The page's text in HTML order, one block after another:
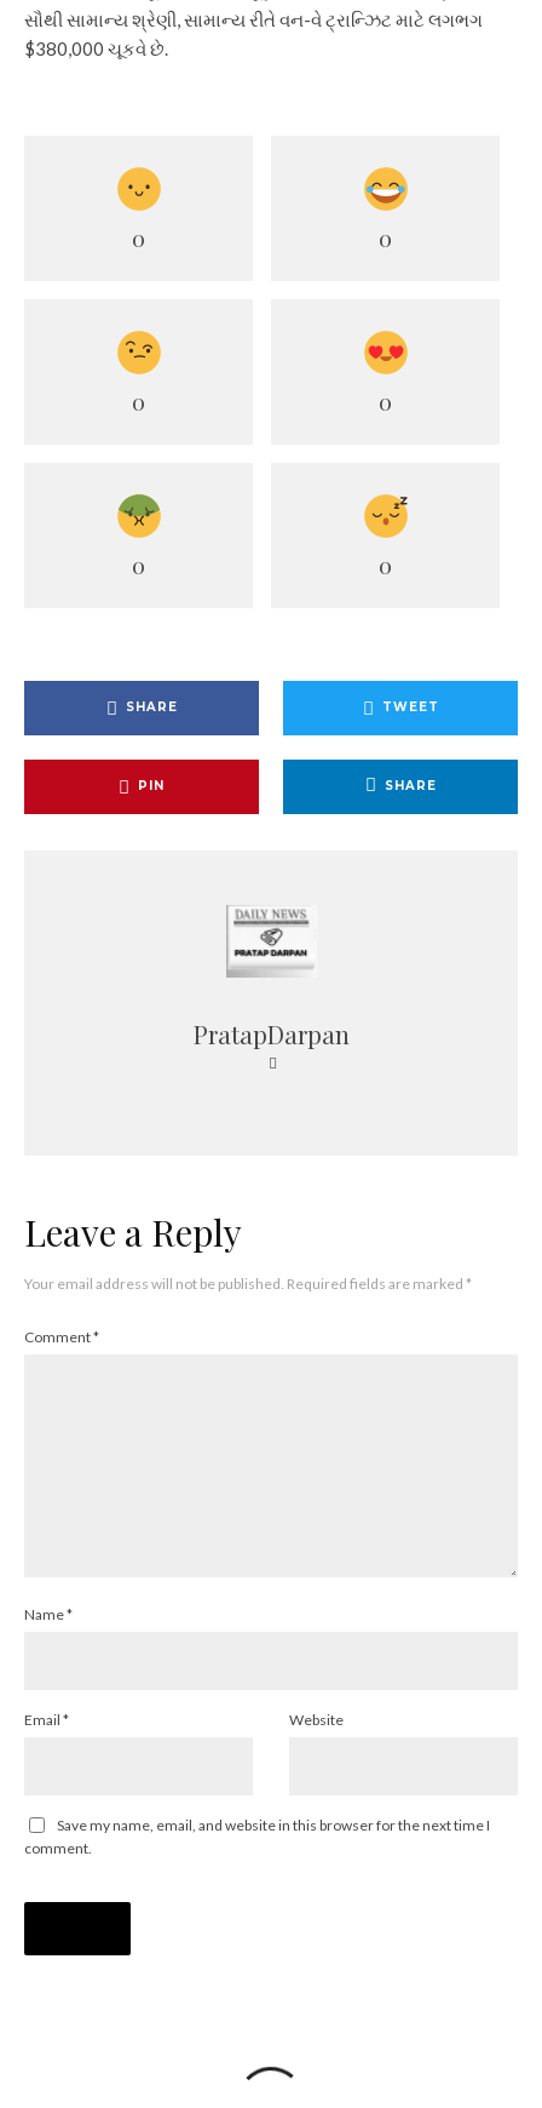
સૌથી સામાન્ય શ્રેણી, સામાન્ય રીતે વન-વે ટ્રાન્ઝિટ માટે લગભગ
$380,000 ચૂકવે છે.
0 0
0 0
0 0
SHARE TWEET
PIN SHARE
PratapDarpan
Leave a Reply
Your email address will not be published. Required fields are marked *
Comment*
Name*
Email * Website
Save my name, email, and website in this browser for the next time I
comment.